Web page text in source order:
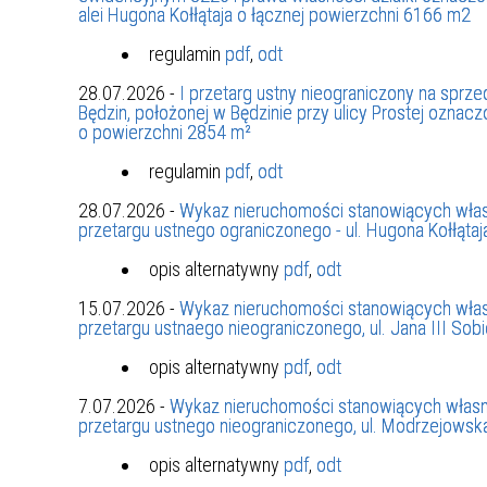
KARTA DUŻEJ RODZINY
AKTYWIZACJA SPOŁECZNO–
ZAWODOWA OSÓB
NIEPEŁNOSPRAWNYCH
PLAN
PODATKI LOKALNE –
PODSTAWOWE INFORMACJE,
STAWKI I FORMULARZE
INFORMACJE ZUS
INFORMACJE KRUS URZĄD
AWANS ZAWODOWY NAUCZYCIELI
STYPENDIUM MIASTA BĘDZINA
I ST.
DOTACJE DLA NIEPUBLICZNYCH
BĘDZINIE
POMOC ZDROWOTNA DLA
alei Hugona Kołłątaja o łącznej powierzchni 6166 m2
regulamin pdf, odt
28.07.2026 - I przetarg ustny nieograniczony na
Będzin, położonej w Będzinie przy ulicy Prostej
o powierzchni 2854 m²
regulamin pdf, odt
28.07.2026 - Wykaz nieruchomości stanowiących
przetargu ustnego ograniczonego - ul. Hugona
opis alternatywny pdf, odt
15.07.2026 - Wykaz nieruchomości stanowiących
przetargu ustnaego nieograniczonego, ul. Jana III
opis alternatywny pdf, odt
7.07.2026 - Wykaz nieruchomości stanowiących
przetargu ustnego nieograniczonego, ul.
opis alternatywny pdf, odt